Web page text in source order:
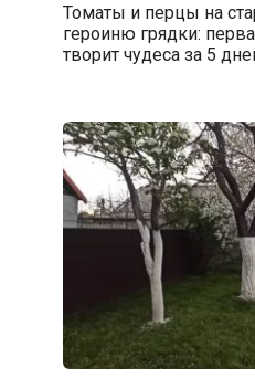
Томаты и перцы на
героиню грядки:
творит чудеса за 5